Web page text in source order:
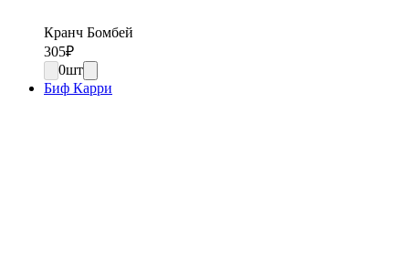
Кранч Бомбей
305₽
0шт
Биф Карри